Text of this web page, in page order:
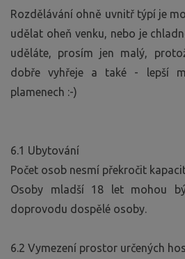
Rozdělávání ohně uvnitř týpí je
udělat oheň venku, nebo je
uděláte, prosím jen malý,
dobře vyhřeje a také - lepší
plamenech :-)
6.1 Ubytování
Počet osob nesmí překročit
Osoby mladší 18 let mohou
doprovodu dospělé osoby.
6.2 Vymezení prostor určených